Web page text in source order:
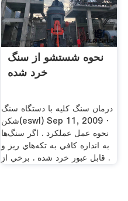
نحوه شستشو از سنگ
خرد شده
درمان سنگ کلیه با دستگاه سنگ
شکن(eswl) Sep 11, 2009 ·
نحوه عمل عملكرد . اگر سنگ‌ها
به اندازه كافي به تكه‌هاي ريز و
قابل عبور خرد شده . برخي از .